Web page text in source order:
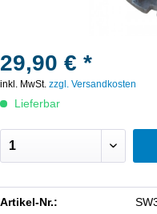
29,90 € *
inkl. MwSt. zzgl. Versandkosten
Lieferbar
Artikel-Nr.: